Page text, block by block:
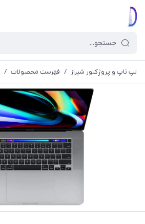
لپ تاپ و پروژکتور شیراز / فهرست محصولات /